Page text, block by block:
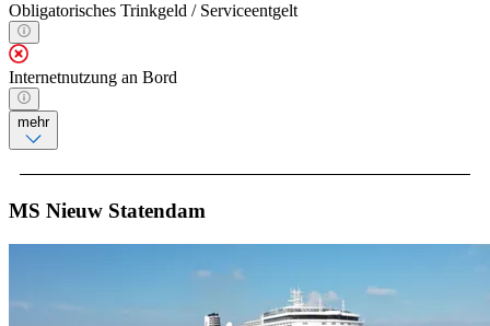
Obligatorisches Trinkgeld / Serviceentgelt
Internetnutzung an Bord
mehr
MS Nieuw Statendam